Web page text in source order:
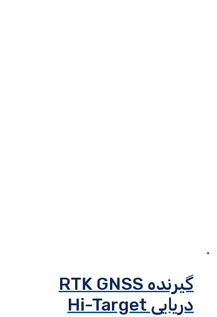
گیرنده RTK GNSS
دریایی Hi-Target